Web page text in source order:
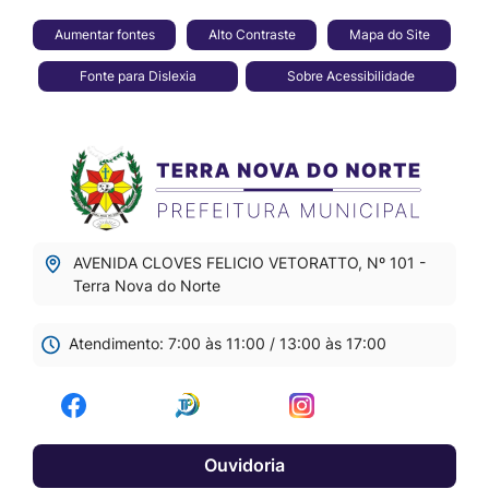
Seção
de
atalhos
links
acessibilidade
Ir
para
o
[alt+1]
menu
Ir
busca
[alt+3]
Aumentar fontes Alto Contraste Mapa do Site
Fonte para Dislexia Sobre Acessibilidade
Seção
menu
principal
AVENIDA CLOVES FELICIO VETORATTO, Nº 101 -
Terra Nova do Norte
Atendimento: 7:00 às 11:00 / 13:00 às 17:00
Acessar
Acessar
Rede
Acessar
Rede
Ouvidoria